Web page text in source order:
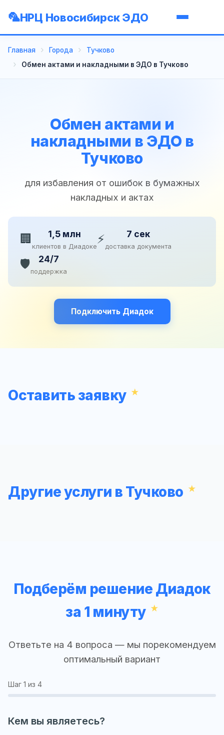
НРЦ Новосибирск ЭДО
Главная Города
Тучково
Обмен актами и накладными в ЭДО в Тучково
Обмен актами и
накладными в ЭДО в
Тучково
для избавления от ошибок в бумажных
накладных и актах
🏢 1,5 млн
клиентов в Диадоке⚡ 7 сек
доставка документа
🛡️ 24/7
поддержка
Подключить Диадок
Оставить заявку
Другие услуги в Тучково
Подберём решение Диадок
за 1 минуту
Ответьте на 4 вопроса — мы порекомендуем
оптимальный вариант
Шаг 1 из 4
Кем вы являетесь?